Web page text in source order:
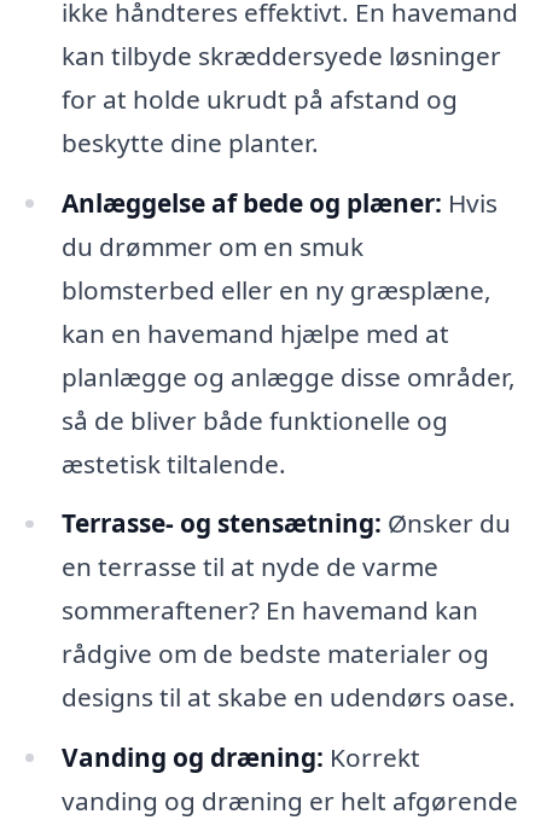
ikke håndteres effektivt. En havemand
kan tilbyde skræddersyede løsninger
for at holde ukrudt på afstand og
beskytte dine planter.
Anlæggelse af bede og plæner: Hvis
du drømmer om en smuk
blomsterbed eller en ny græsplæne,
kan en havemand hjælpe med at
planlægge og anlægge disse områder,
så de bliver både funktionelle og
æstetisk tiltalende.
Terrasse- og stensætning: Ønsker du
en terrasse til at nyde de varme
sommeraftener? En havemand kan
rådgive om de bedste materialer og
designs til at skabe en udendørs oase.
Vanding og dræning: Korrekt
vanding og dræning er helt afgørende